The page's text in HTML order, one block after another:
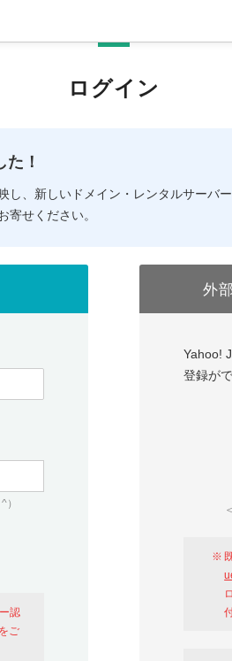
ログイン
！
し、新しいドメイン・レンタルサーバ
寄せください。
認
をご
外
Yahoo!
登録が